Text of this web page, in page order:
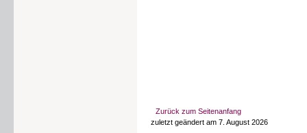
Zurück zum Seitenanfang
zuletzt geändert am 7. August 2026